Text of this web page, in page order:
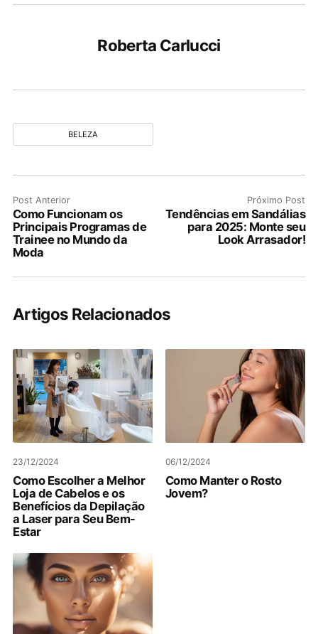
Roberta Carlucci
BELEZA
Post Anterior
Como Funcionam os
Principais Programas de
Trainee no Mundo da
Moda
Próximo Post
Tendências em Sandálias
para 2025: Monte seu
Look Arrasador!
Artigos Relacionados
23/12/2024
Como Escolher a Melhor
Loja de Cabelos e os
Benefícios da Depilação
a Laser para Seu Bem-
Estar
06/12/2024
Como Manter o Rosto
Jovem?